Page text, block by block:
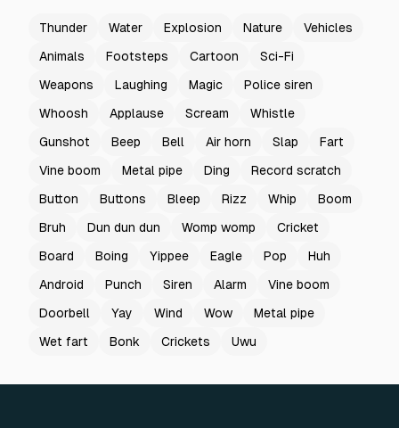
Thunder Water Explosion Nature
Vehicles
Animals
Footsteps Cartoon
Sci-Fi
Weapons
Laughing Magic
Police siren
Whoosh
Applause Scream
Whistle
Gunshot
Beep Bell Air horn Slap
Fart
Vine boom
Metal pipe Ding
Record scratch
Button
Buttons Bleep Rizz Whip
Boom
Bruh
Dun dun dun Womp womp
Cricket
Board
Boing Yippee Eagle Pop
Huh
Android
Punch Siren Alarm
Vine boom
Doorbell
Yay Wind Wow
Metal pipe
Wet fart
Bonk Crickets Uwu